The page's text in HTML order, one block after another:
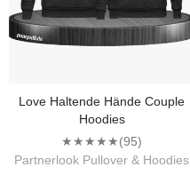
Love Haltende Hände Couple
Hoodies
★★★★★(95)
Partnerlook Pullover & Hoodies